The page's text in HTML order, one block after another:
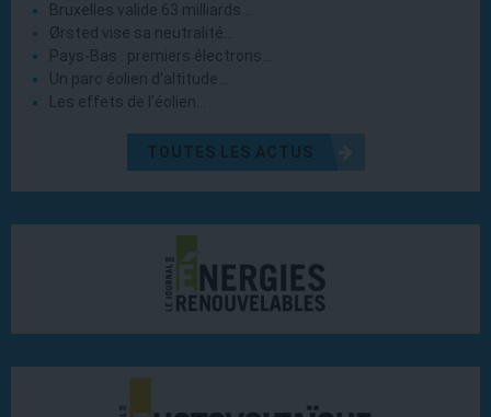
Bruxelles valide 63 milliards…
Ørsted vise sa neutralité…
Pays-Bas : premiers électrons…
Un parc éolien d’altitude…
Les effets de l’éolien…
TOUTES LES ACTUS